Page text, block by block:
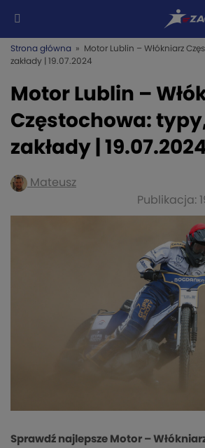
Strona główna » Motor Lublin – Włókniarz
zakłady | 19.07.2024
Motor Lublin –
Częstochowa:
zakłady |
Mateusz
Publikacja:
Sprawdź najlepsze Motor –